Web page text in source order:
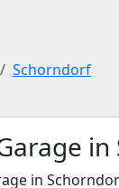
Schorndorf
in